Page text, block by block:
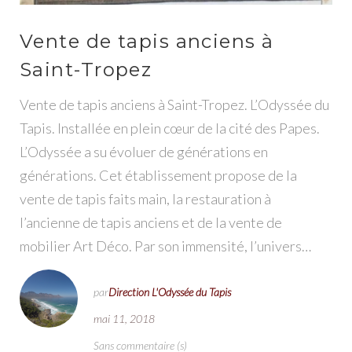
Vente de tapis anciens à
Saint-Tropez
Vente de tapis anciens à Saint-Tropez. L’Odyssée du
Tapis. Installée en plein cœur de la cité des Papes.
L’Odyssée a su évoluer de générations en
générations. Cet établissement propose de la
vente de tapis faits main, la restauration à
l’ancienne de tapis anciens et de la vente de
mobilier Art Déco. Par son immensité, l’univers…
parDirection L'Odyssée du Tapis
mai 11, 2018
Sans commentaire (s)